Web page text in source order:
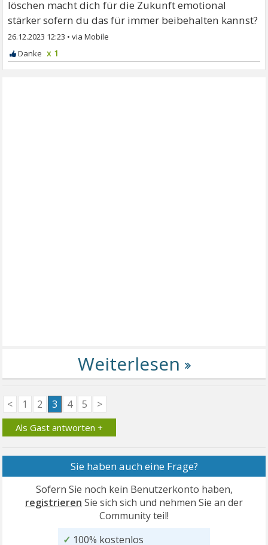
löschen macht dich für die Zukunft emotional
stärker sofern du das für immer beibehalten kannst?
26.12.2023 12:23 •
x 1
< 1 2 3 4 5 >
Als Gast antworten +
Sie haben auch eine Frage?
Sofern Sie noch kein Benutzerkonto haben,
registrieren Sie sich sich und nehmen Sie an der
Community teil!
✓ 100% kostenlos